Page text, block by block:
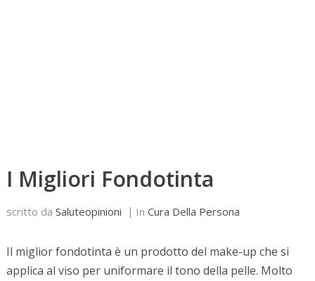
I Migliori Fondotinta
scritto da Saluteopinioni In Cura Della Persona
Il miglior fondotinta è un prodotto del make-up che si
applica al viso per uniformare il tono della pelle. Molto